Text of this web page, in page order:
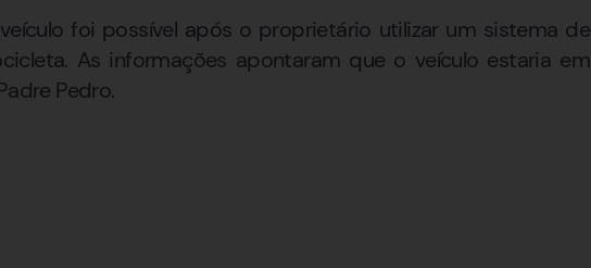
foi possível após o proprietário utilizar um sistema de
As informações apontaram que o veículo estaria em
Pedro.